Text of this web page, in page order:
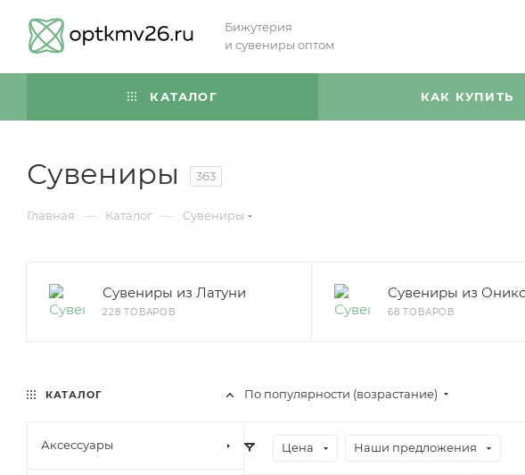
Бижутерия
и сувениры оптом
КАТАЛОГ КАК КУПИТЬ
Сувениры 363
Главная — Каталог — Сувениры
Сувениры из Латуни
228 ТОВАРОВ
Сувениры из
68 ТОВАРОВ
По популярности (возрастание)
Цена Наши предложения
КАТАЛОГ
Аксессуары